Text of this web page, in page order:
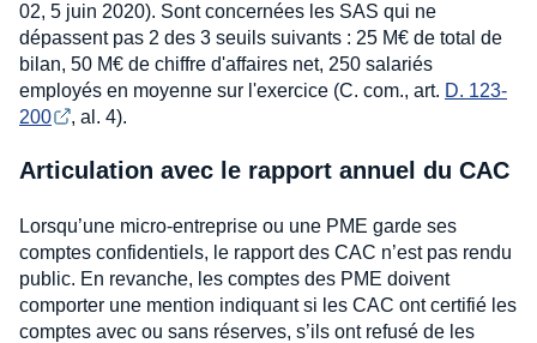
02, 5 juin 2020). Sont concernées les SAS qui ne
dépassent pas 2 des 3 seuils suivants : 25 M€ de total de
bilan, 50 M€ de chiffre d'affaires net, 250 salariés
employés en moyenne sur l'exercice (C. com., art. D. 123-
200
, al. 4).
Articulation avec le rapport annuel du CAC
Lorsqu’une micro-entreprise ou une PME garde ses
comptes confidentiels, le rapport des CAC n’est pas rendu
public. En revanche, les comptes des PME doivent
comporter une mention indiquant si les CAC ont certifié les
comptes avec ou sans réserves, s’ils ont refusé de les